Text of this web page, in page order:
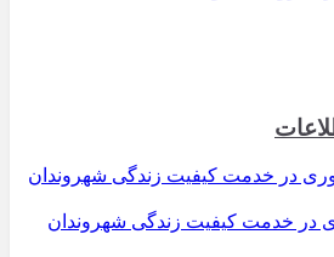
در خدمت کیفیت زندگی شهروندان